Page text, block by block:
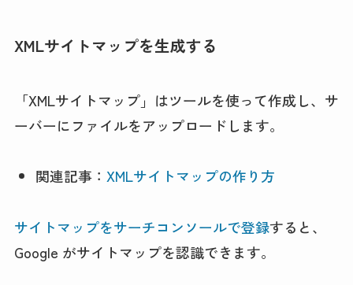
XMLサイトマップを生成する
「XMLサイトマップ」はツールを使って作成し、サ
ーバーにファイルをアップロードします。
関連記事： XMLサイトマップの作り方
サイトマップをサーチコンソールで登録すると、
Google がサイトマップを認識できます。